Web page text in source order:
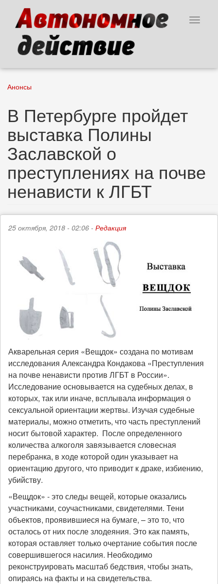
основному
содержанию
Toggle
Анонсы
В Петербурге пройдет
выставка Полины
Заславской о
преступлениях на почве
ненависти к ЛГБТ
25 октября, 2018 - 02:06 - Редакция
Акварельная серия «Вещдок» создана по мотивам
исследования Александра Кондакова «Преступления
на почве ненависти против ЛГБТ в России».
Исследование основывается на судебных делах, в
которых, так или иначе, всплывала информация о
сексуальной ориентации жертвы. Изучая судебные
материалы, можно отметить, что часть преступлений
носит бытовой характер. После определенного
количества алкоголя завязывается словесная
перебранка, в ходе которой один указывает на
ориентацию другого, что приводит к драке, избиению,
убийству.
«Вещдок» - это следы вещей, которые оказались
участниками, соучастниками, свидетелями. Тени
объектов, проявившиеся на бумаге, – это то, что
осталось от них после злодеяния. Это как память,
которая оставляет только очертание события после
совершившегося насилия. Необходимо
реконструировать масштаб бедствия, чтобы знать,
опираясь на факты и на свидетельства.